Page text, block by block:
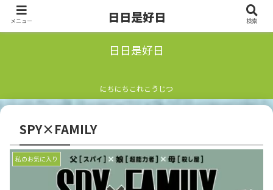
日日是好日
にちにちこれこうじつ
SPY×FAMILY
私のお気に入り
メニュー 日日是好日 検索